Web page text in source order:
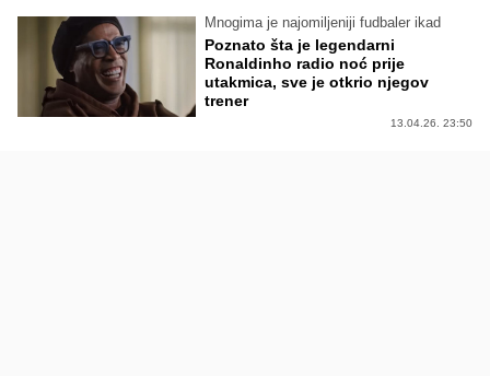
Mnogima je najomiljeniji fudbaler ikad
Poznato šta je legendarni
Ronaldinho radio noć prije
utakmica, sve je otkrio njegov
trener
13.04.26. 23:50